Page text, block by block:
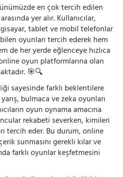
en çok tercih edilen
yer alır. Kullanıcılar,
tablet ve mobil telefonlar
oyunları tercih ederek hem
de her yerde eğlenceye hızlıca
oyun platformlarına olan
🎯🔍
sayesinde farklı beklentilere
bulmaca ve zeka oyunları
oyun oynama amacına
rekabeti severken, kimileri
tercih eder. Bu durum, online
sunmasını gerekli kılar ve
farklı oyunlar keşfetmesini